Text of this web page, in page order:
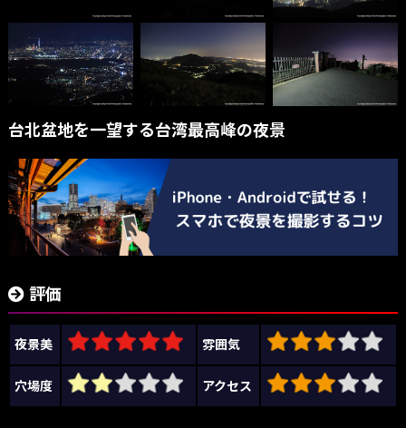
台北盆地を一望する台湾最高峰の夜景
評価
夜景美 雰囲気
穴場度 アクセス